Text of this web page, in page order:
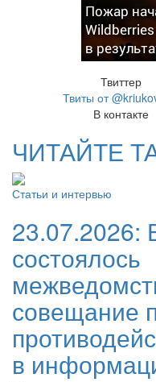
Пожар
в
Твиттер
Твиты от
В контакте
ЧИТАЙТЕ
Статьи и интервью
23.07.2026:
состоялось
совещание
в